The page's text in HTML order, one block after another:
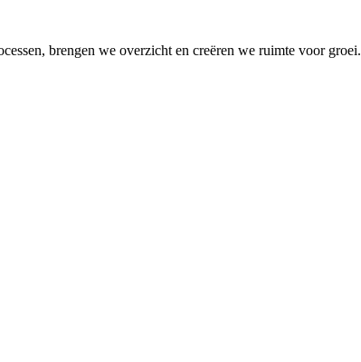
brengen we overzicht en creëren we ruimte voor groei.